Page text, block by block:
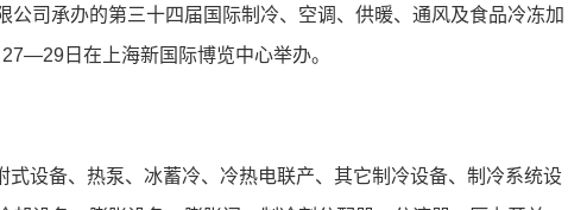
司承办的第三十四届国际制冷、空调、供暖、通风及食品冷冻加
日在上海新国际博览中心举办。
设备、热泵、冰蓄冷、冷热电联产、其它制冷设备、制冷系统设